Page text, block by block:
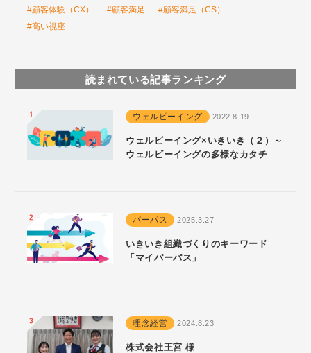
#顧客体験（CX） #顧客満足
#顧客満足（CS）
#高い視座
読まれている記事ランキング
ウェルビーイング 2022.8.19
ウェルビーイング×いきいき（２）～
ウェルビーイングの多様なカタチ
パーパス 2025.3.27
いきいき組織づくりのキーワード
「マイパーパス」
理念経営 2024.8.23
株式会社王宮 様